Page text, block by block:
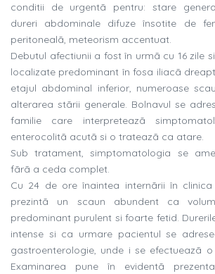
conditii de urgentã pentru: stare
dureri abdominale difuze însotite de
peritonealã, meteorism accentuat.
Debutul afectiunii a fost în urmã cu 16 zile
localizate predominant în fosa iliacã
etajul abdominal inferior, numeroase
alterarea stãrii generale. Bolnavul se
familie care interpreteazã
enterocolitã acutã si o trateazã ca atare.
Sub tratament, simptomatologia se
fãrã a ceda complet.
Cu 24 de ore înaintea internãrii în
prezintã un scaun abundent ca
predominant purulent si foarte fetid.
intense si ca urmare pacientul se
gastroenterologie, unde i se efectueazã
Examinarea pune în evidentã